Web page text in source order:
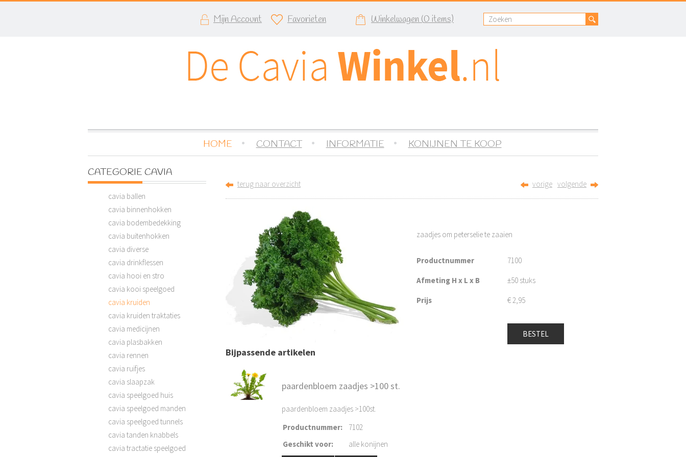
Mijn Account Favorieten Winkelwagen (0 items)
HOME CONTACT INFORMATIE KONIJNEN TE KOOP
CATEGORIE CAVIA
cavia ballen
cavia binnenhokken
cavia bodembedekking
cavia buitenhokken
cavia diverse
cavia drinkflessen
cavia hooi en stro
cavia kooi speelgoed
cavia kruiden
cavia kruiden traktaties
cavia medicijnen
cavia plasbakken
cavia rennen
cavia ruifjes
cavia slaapzak
cavia speelgoed huis
cavia speelgoed manden
cavia speelgoed tunnels
cavia tanden knabbels
cavia tractatie speelgoed
terug naar overzicht vorige volgende
zaadjes om peterselie te zaaien
Productnummer 7100
Afmeting H x L x B ±50 stuks
Prijs €2,95
BESTEL
Bijpassende artikelen
paardenbloem zaadjes >100 st.
paardenbloem zaadjes >100st.
Productnummer:
7102
Geschikt voor: alle konijnen